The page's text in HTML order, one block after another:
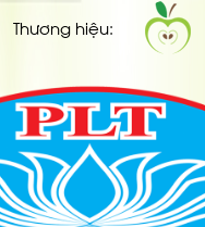
Thương hiệu: